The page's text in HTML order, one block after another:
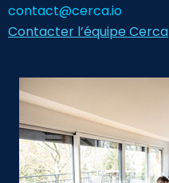
contact@cerca.io
Contacter l’équipe Cerca